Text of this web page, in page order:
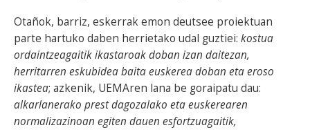
Otañok, barriz, eskerrak emon deutsee proiektuan
parte hartuko daben herrietako udal guztiei: kostua
ordaintzeagaitik ikastaroak doban izan daitezan,
herritarren eskubidea baita euskerea doban eta eroso
ikastea; azkenik, UEMAren lana be goraipatu dau:
alkarlanerako prest dagozalako eta euskerearen
normalizazinoan egiten dauen esfortzuagaitik,